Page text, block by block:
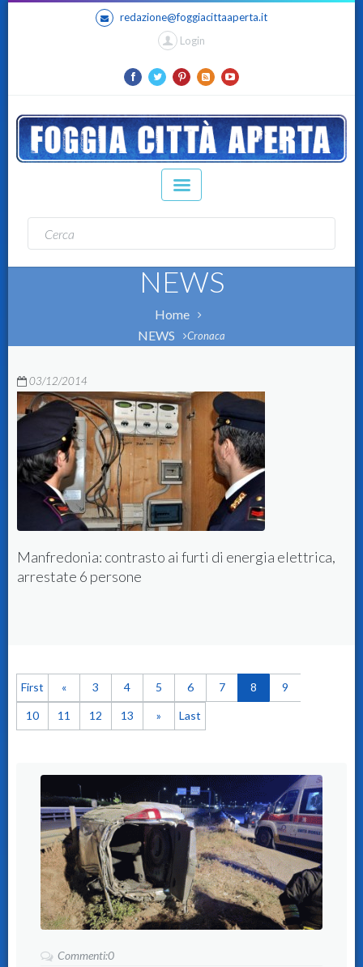
redazione@foggiacittaaperta.it
Login
NEWS
Home
NEWS
Cronaca
03/12/2014
Chiede il riscatto per l'automobile rubata, ma la
vittima lo denuncia
First « 3 4 5 6 7 8 9
10 11 12 13 » Last
Commenti:0